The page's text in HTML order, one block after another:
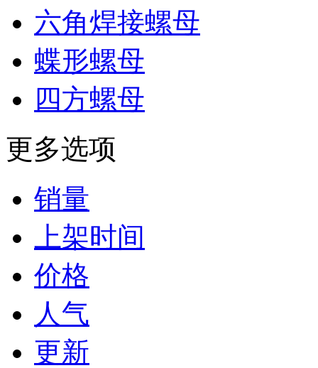
六角焊接螺母
蝶形螺母
四方螺母
更多选项
销量
上架时间
价格
人气
更新